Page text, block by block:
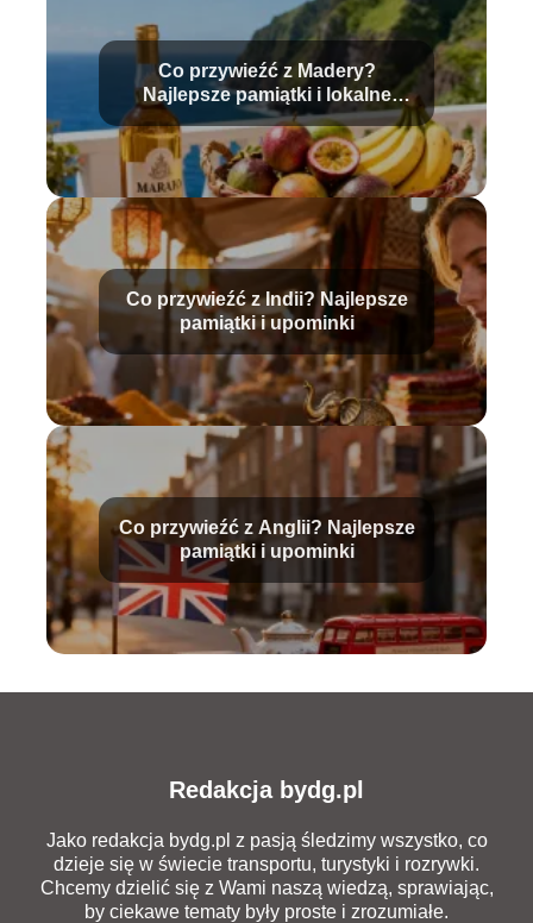
Co przywieźć z Madery?
Najlepsze pamiątki i lokalne
produkty
Co przywieźć z Indii? Najlepsze
pamiątki i upominki
Co przywieźć z Anglii? Najlepsze
pamiątki i upominki
Redakcja bydg.pl
Jako redakcja bydg.pl z pasją śledzimy wszystko, co
dzieje się w świecie transportu, turystyki i rozrywki.
Chcemy dzielić się z Wami naszą wiedzą, sprawiając,
by ciekawe tematy były proste i zrozumiałe.